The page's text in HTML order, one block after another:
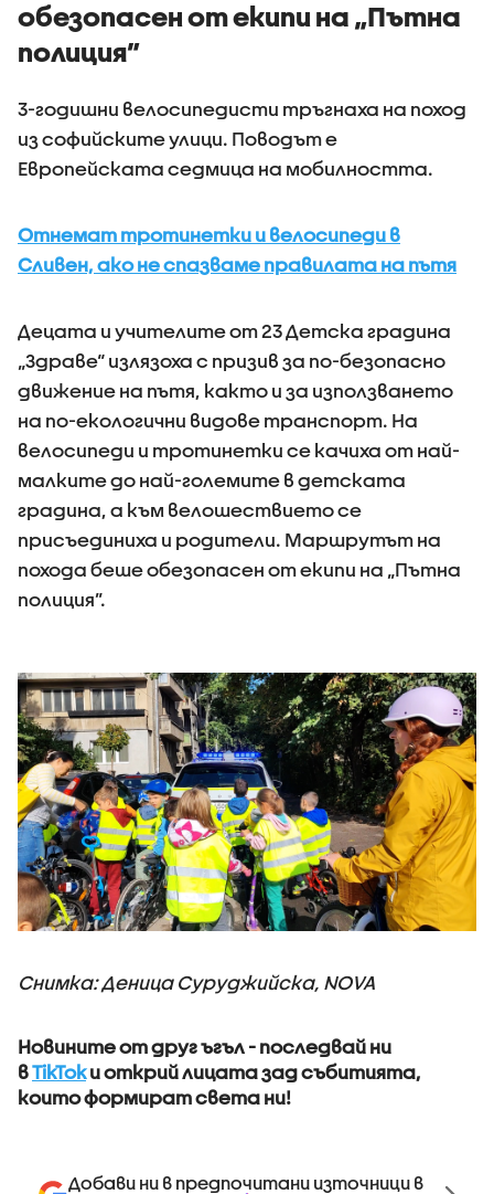
обезопасен от екипи на „Пътна
полиция”
3-годишни велосипедисти тръгнаха на поход
из софийските улици. Поводът е
Европейската седмица на мобилността.
Отнемат тротинетки и велосипеди в
Сливен, ако не спазваме правилата на пътя
Децата и учителите от 23 Детска градина
„Здраве“ излязоха с призив за по-безопасно
движение на пътя, както и за използването
на по-екологични видове транспорт. На
велосипеди и тротинетки се качиха от най-
малките до най-големите в детската
градина, а към велошествието се
присъединиха и родители. Маршрутът на
похода беше обезопасен от екипи на „Пътна
полиция”.
Снимка: Деница Суруджийска, NOVA
Новините от друг ъгъл - последвай ни
вTikTokи открий лицата зад събитията,
които формират света ни!
Добави ни в предпочитани източници в